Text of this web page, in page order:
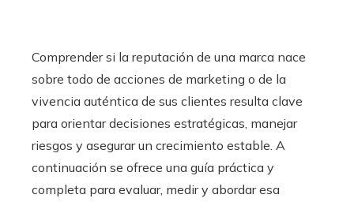
Comprender si la reputación de una marca nace
sobre todo de acciones de marketing o de la
vivencia auténtica de sus clientes resulta clave
para orientar decisiones estratégicas, manejar
riesgos y asegurar un crecimiento estable. A
continuación se ofrece una guía práctica y
completa para evaluar, medir y abordar esa